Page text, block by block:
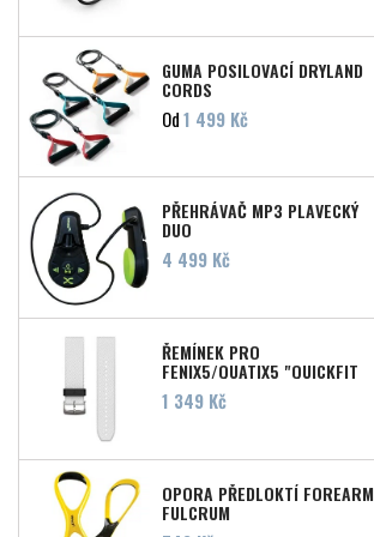
GUMA POSILOVACÍ DRYLAND
CORDS
OdCena
1 499 Kč
PŘEHRÁVAČ MP3 PLAVECKÝ
DUO
Cena
4 499 Kč
ŘEMÍNEK PRO
FENIX5/QUATIX5 "QUICKFIT
22" - RŮZNÉ BARVY
Cena
1 349 Kč
OPORA PŘEDLOKTÍ FOREARM
FULCRUM